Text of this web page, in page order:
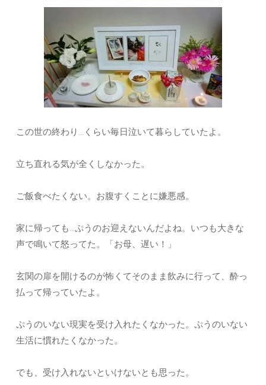
この世の終わり…くらい毎日泣いて暮らしていたよ。
立ち直れる気が全くしなかった。
ご飯食べたくない。お腹すくことに嫌悪感。
家に帰っても…ぷうのお迎えないんだよね。いつも大きな
声で鳴いて怒ってた。「お母、遅い！」
玄関の扉を開けるのが怖くてそのまま飲みに行って、酔っ
払って帰っていたよ。
ぷうのいない現実を受け入れたくなかった。ぷうのいない
生活に慣れたくなかった。
でも、受け入れないといけないとも思った。